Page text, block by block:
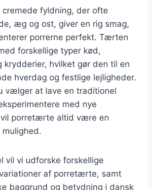
cremede fyldning, der ofte
æg og ost, giver en rig smag,
porrerne perfekt. Tærten
forskellige typer kød,
krydderier, hvilket gør den til en
hverdag og festlige lejligheder.
vælger at lave en traditionel
med nye
vil porretærte altid være en
vil vi udforske forskellige
af porretærte, samt
baggrund og betydning i dansk